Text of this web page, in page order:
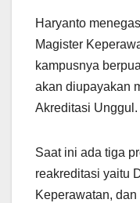
Haryanto
Magister
kampusnya
akan diupayakan
Akreditasi Unggul.
Saat ini ada tiga
reakreditasi yaitu
Keperawatan,